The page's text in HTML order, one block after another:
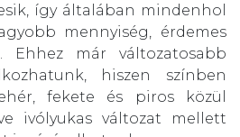
így általában mindenhol
mennyiség, érdemes
Ehhez már változatosabb
hiszen színben
fekete és piros közül
ivólyukas változat mellett